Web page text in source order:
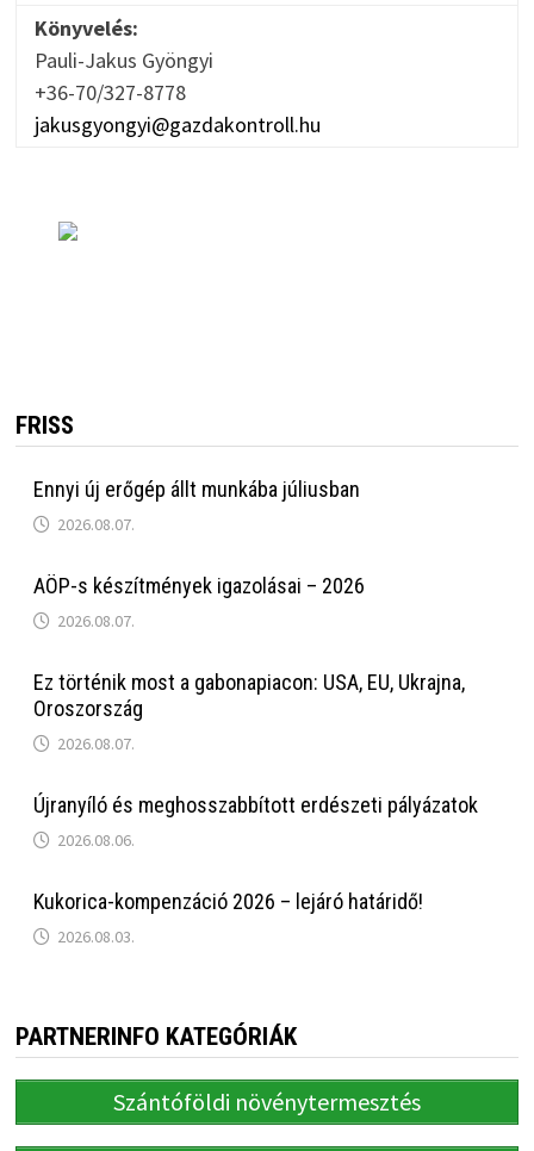
Könyvelés:
Pauli-Jakus Gyöngyi
+36-70/327-8778
jakusgyongyi@gazdakontroll.hu
FRISS
Ennyi új erőgép állt munkába júliusban
2026.08.07.
AÖP-s készítmények igazolásai – 2026
2026.08.07.
Ez történik most a gabonapiacon: USA, EU, Ukrajna,
Oroszország
2026.08.07.
Újranyíló és meghosszabbított erdészeti pályázatok
2026.08.06.
Kukorica-kompenzáció 2026 – lejáró határidő!
2026.08.03.
PARTNERINFO KATEGÓRIÁK
Szántóföldi növénytermesztés